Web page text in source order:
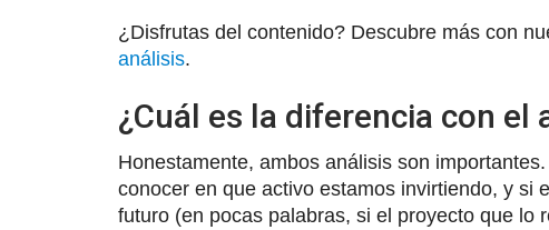
¿Disfrutas del contenido? Descubre más con
análisis.
¿Cuál es la diferencia con el
Honestamente, ambos análisis son
conocer en que activo estamos invirtiendo, y si
futuro (en pocas palabras, si el proyecto que lo